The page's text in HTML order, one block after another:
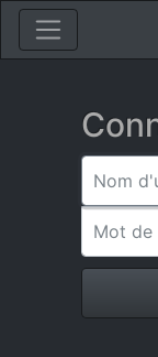
Nom
Mot de